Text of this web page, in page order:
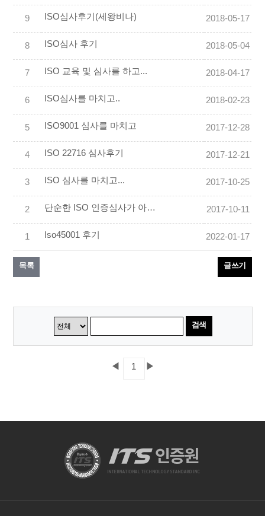
9 ISO심사후기(세왕비나) 2018-05-17
8 ISO심사 후기 2018-05-04
7 ISO 교육 및 심사를 하고... 2018-04-17
6 ISO심사를 마치고.. 2018-02-23
5 ISO9001 심사를 마치고 2017-12-28
4 ISO 22716 심사후기 2017-12-21
3 ISO 심사를 마치고... 2017-10-25
2 단순한 ISO 인증심사가 아니라 알찬 시간이었습니다 2017-10-11
1 Iso45001 후기 2022-01-17
목록 글쓰기
검색
◀ 1 ▶